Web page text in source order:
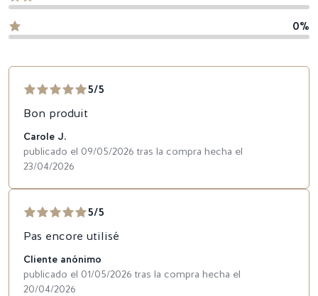
0%
5/5
Bon produit
Carole J.
publicado el 09/05/2026 tras la compra hecha el
23/04/2026
5/5
Pas encore utilisé
Cliente anónimo
publicado el 01/05/2026 tras la compra hecha el
20/04/2026